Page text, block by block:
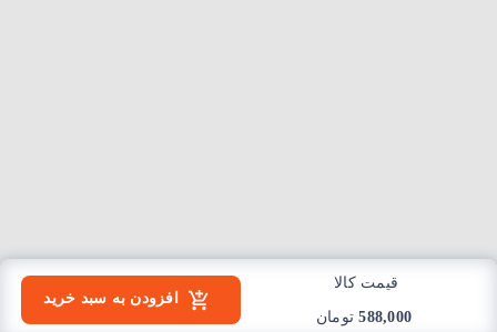
قیمت کالا
تومان
افزودن به سبد خرید